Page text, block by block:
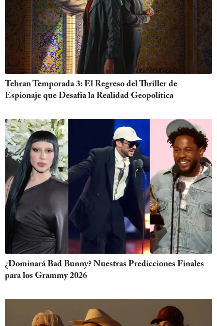
Tehran Temporada 3: El Regreso del Thriller de
Espionaje que Desafía la Realidad Geopolítica
¿Dominará Bad Bunny? Nuestras Predicciones Finales
para los Grammy 2026